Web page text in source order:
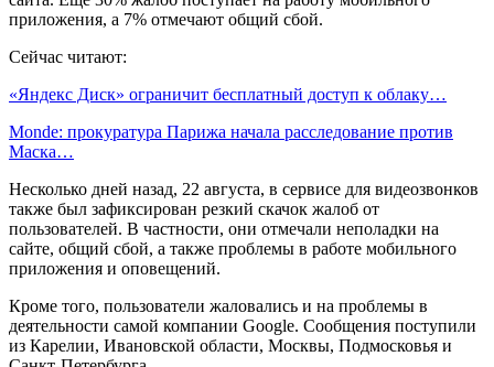
приложения, а 7% отмечают общий сбой.
Сейчас читают:
«Яндекс Диск» ограничит бесплатный доступ к облаку…
Monde: прокуратура Парижа начала расследование против
Маска…
Несколько дней назад, 22 августа, в сервисе для видеозвонков
также был зафиксирован резкий скачок жалоб от
пользователей. В частности, они отмечали неполадки на
сайте, общий сбой, а также проблемы в работе мобильного
приложения и оповещений.
Кроме того, пользователи жаловались и на проблемы в
деятельности самой компании Google. Сообщения поступили
из Карелии, Ивановской области, Москвы, Подмосковья и